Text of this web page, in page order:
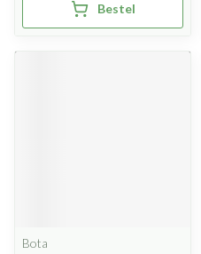
Bestel
Bota